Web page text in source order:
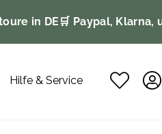
in DE 🛒 Paypal, Klarna,
Hilfe & Service